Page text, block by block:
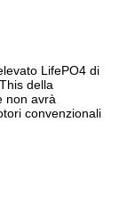
LifePO4 di
della
non avrà
convenzionali